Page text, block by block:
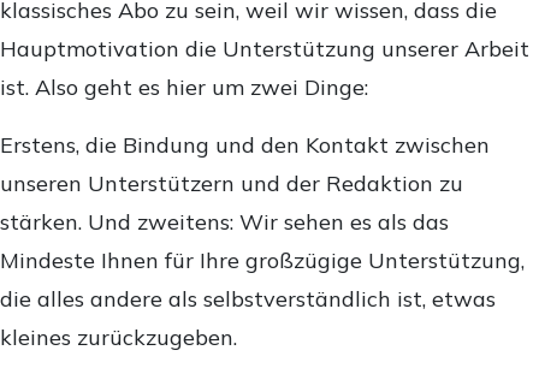
klassisches Abo zu sein, weil wir wissen, dass die
Hauptmotivation die Unterstützung unserer Arbeit
ist. Also geht es hier um zwei Dinge:
Erstens, die Bindung und den Kontakt zwischen
unseren Unterstützern und der Redaktion zu
stärken. Und zweitens: Wir sehen es als das
Mindeste Ihnen für Ihre großzügige Unterstützung,
die alles andere als selbstverständlich ist, etwas
kleines zurückzugeben.